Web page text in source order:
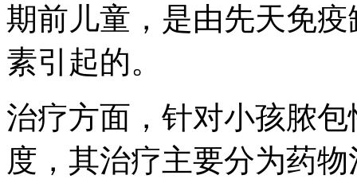
期前儿童，是由先天免
素引起的。
治疗方面，针对小孩脓
度，其治疗主要分为药